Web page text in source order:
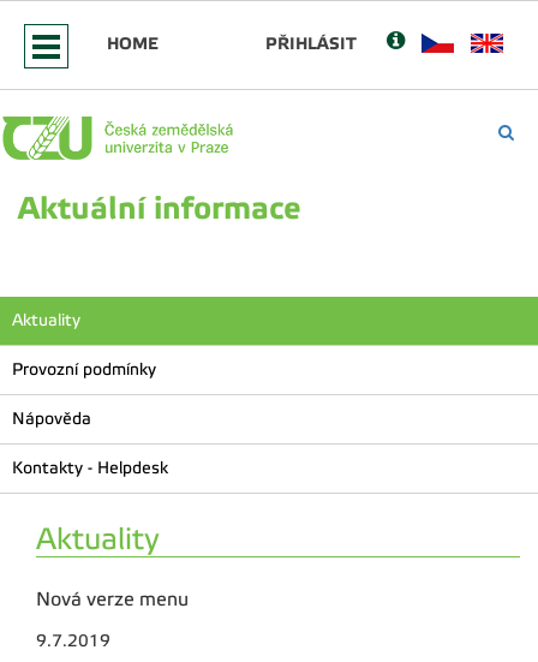
HOME PŘIHLÁSIT
Aktuální informace
Aktuality
Provozní podmínky
Nápověda
Kontakty - Helpdesk
Aktuality
Nová verze menu
9.7.2019